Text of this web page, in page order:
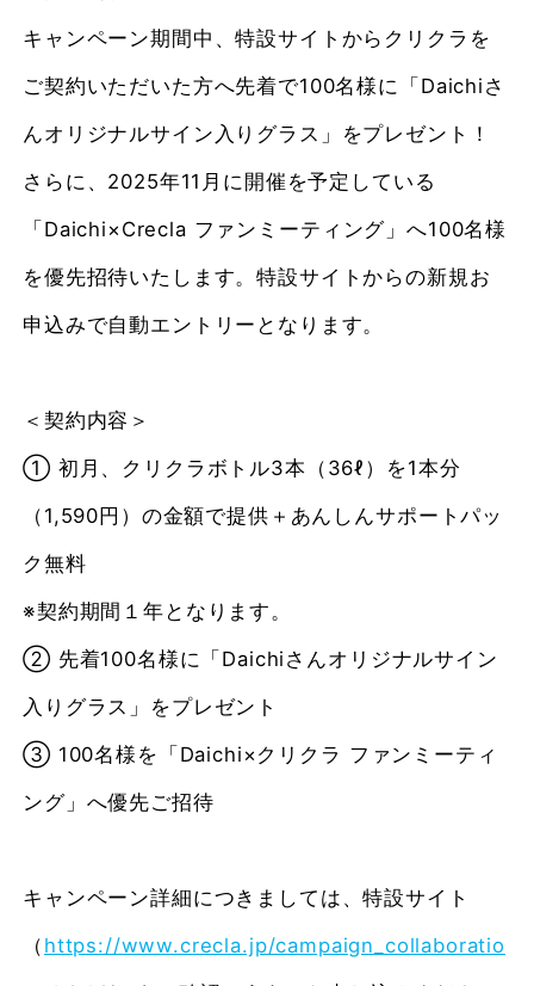
キャンペーン期間中、特設サイトからクリクラを
ご契約いただいた方へ先着で100名様に「Daichiさ
んオリジナルサイン入りグラス」をプレゼント！
さらに、2025年11月に開催を予定している
「Daichi×Crecla ファンミーティング」へ100名様
を優先招待いたします。特設サイトからの新規お
申込みで自動エントリーとなります。
＜契約内容＞
① 初月、クリクラボトル3本（36ℓ）を1本分
（1,590円）の金額で提供＋あんしんサポートパッ
ク無料
※契約期間１年となります。
② 先着100名様に「Daichiさんオリジナルサイン
入りグラス」をプレゼント
③ 100名様を「Daichi×クリクラ ファンミーティ
ング」へ優先ご招待
キャンペーン詳細につきましては、特設サイト
（ https://www.crecla.jp/campaign_collaboratio